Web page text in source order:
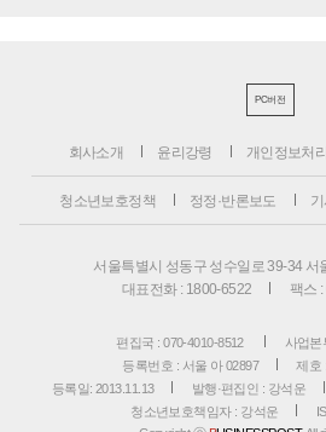
PC버전
회사소개 윤리강령 개인정보처
청소년보호정책 정정·반론보도
서울특별시 성동구 성수일로 39-34 서
대표전화 : 1800-6522
팩스
편집국 : 070-4010-8512
사업본
등록번호 : 서울 아 02897
제호
등록일: 2013.11.13
발행·편집인 : 강석운
청소년보호책임자 : 강석운